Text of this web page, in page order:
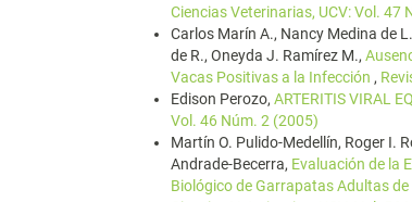
Ciencias Veterinarias, UCV: Vol. 47
Carlos Marín A., Nancy Medina de
de R., Oneyda J. Ramírez M.,
Vacas Positivas a la Infección ,
Edison Perozo, ARTERITIS VIRAL
Vol. 46 Núm. 2 (2005)
Martín O. Pulido-Medellín, Roger I.
Andrade-Becerra, Evaluación de la
Biológico de Garrapatas Adultas